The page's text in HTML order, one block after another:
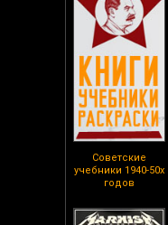
Советские
учебники 1940-50х
годов